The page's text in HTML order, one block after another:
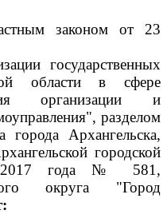
законом от 23
государственных
области в сфере
организации и
разделом
города Архангельска,
городской
года № 581,
округа "Город